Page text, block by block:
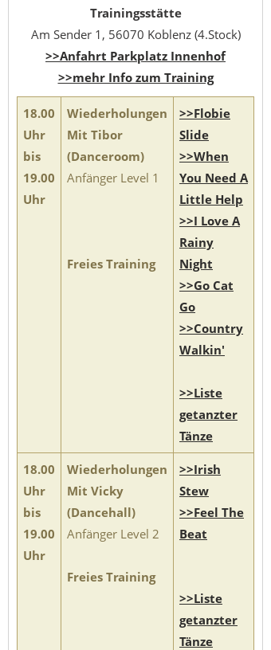
Trainingsstätte
Am Sender 1, 56070 Koblenz (4.Stock)
>>Anfahrt Parkplatz Innenhof
>>mehr Info zum Training
18.00
Uhr
bis
19.00
Uhr
Wiederholungen
Mit Tibor
(Danceroom)
Anfänger Level 1
Freies Training
>>Flobie
Slide
>>When
You Need A
Little Help
>>I Love A
Rainy
Night
>>Go Cat
Go
>>Country
Walkin'
>>Liste
getanzter
Tänze
18.00
Uhr
bis
19.00
Uhr
Wiederholungen
Mit Vicky
(Dancehall)
Anfänger Level 2
Freies Training
>>Irish
Stew
>>Feel The
Beat
>>Liste
getanzter
Tänze